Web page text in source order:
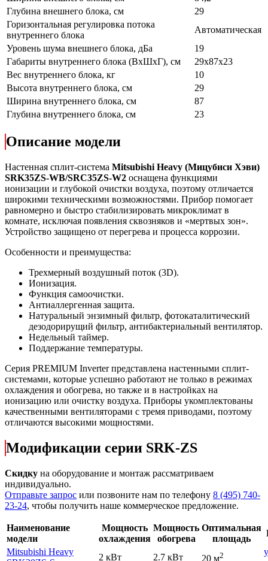
Глубина внешнего блока, см
29
Горизонтальная регулировка потока
внутреннего блока
Автоматическая
Уровень шума внешнего блока, дБа
19
Габариты внутреннего блока (ВхШхГ), см
29x87x23
Вес внутреннего блока, кг
10
Высота внутреннего блока, см
29
Ширина внутреннего блока, см
87
Глубина внутреннего блока, см
23
Описание модели
Настенная сплит-система Mitsubishi Heavy (Мицубиси Хэви)
SRK35ZS-WB/SRC35ZS-W2 оснащена функциями
ионизации и глубокой очистки воздуха, поэтому отличается
широкими техническими возможностями. Прибор помогает
равномерно и быстро стабилизировать микроклимат в
комнате, исключая появления сквозняков и «мертвых зон».
Устройство защищено от перегрева и процесса коррозии.
Особенности и преимущества:
Трехмерный воздушный поток (3D).
Ионизация.
Функция самоочистки.
Антиаллергенная защита.
Натуральный энзимный фильтр, фотокаталитический
дезодорирущий фильтр, антибактериальный вентилятор.
Недельный таймер.
Поддержание температуры.
Серия PREMIUM Inverter представлена настенными сплит-
системами, которые успешно работают не только в режимах
охлаждения и обогрева, но также и в настройках на
ионизацию или очистку воздуха. Приборы укомплектованы
качественными вентиляторами с тремя приводами, поэтому
отличаются высокими мощностями.
Модификации серии SRK-ZS
Скидку на оборудование и монтаж рассматриваем
индивидуально.
Отправьте запрос или позвоните нам по телефону 8 (495) 740-
23-24, чтобы получить наше коммерческое предложение.
Наименование
модели
Мощность
охлаждения
Мощность
обогрева
Оптимальная
площадь
Mitsubishi Heavy
2 кВт 2.7 кВт 20 м2